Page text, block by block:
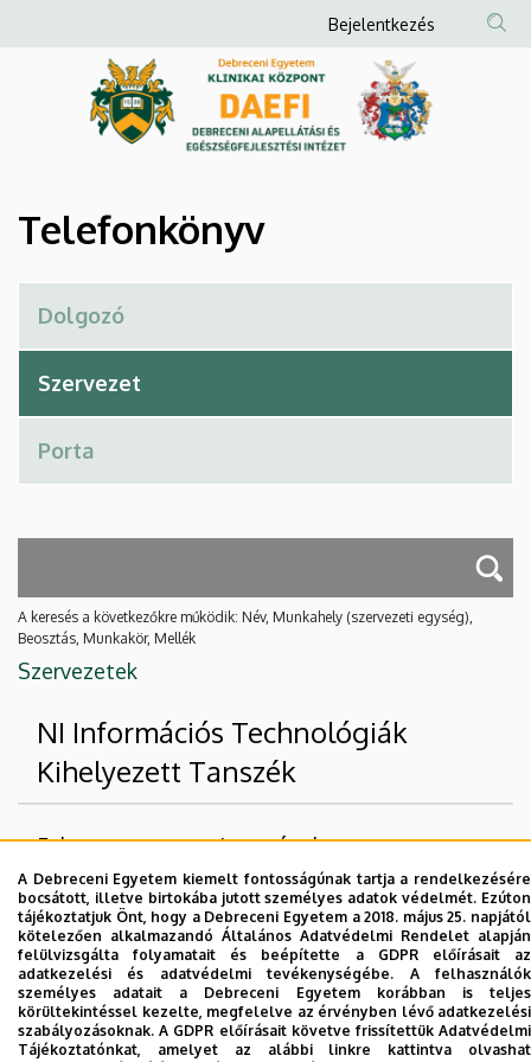
Debreceni
és
Egészségfejlesztési
Intézet
a
Anonim
Felhasználói
fiók
menüje
Bejelentkezés
Telefonkönyv
A keresés a következőkre működik: Név, Munkahely (szervezeti egység),
Beosztás, Munkakör, Mellék
Szervezetek
NI Információs Technológiák
Kihelyezett Tanszék
Felettes szervezeti egységek
Debreceni Egyetem
Informatikai Kar
Nincs találat.
A Debreceni Egyetem kiemelt fontosságúnak tartja a rendelkezésére
bocsátott, illetve birtokába jutott személyes adatok védelmét. Ezúton
tájékoztatjuk Önt, hogy a Debreceni Egyetem a 2018. május 25. napjától
kötelezően alkalmazandó Általános Adatvédelmi Rendelet alapján
felülvizsgálta folyamatait és beépítette a GDPR előírásait az
adatkezelési és adatvédelmi tevékenységébe. A felhasználók
személyes adatait a Debreceni Egyetem korábban is teljes
körültekintéssel kezelte, megfelelve az érvényben lévő adatkezelési
szabályozásoknak. A GDPR előírásait követve frissítettük Adatvédelmi
Tájékoztatónkat, amelyet az alábbi linkre kattintva olvashat